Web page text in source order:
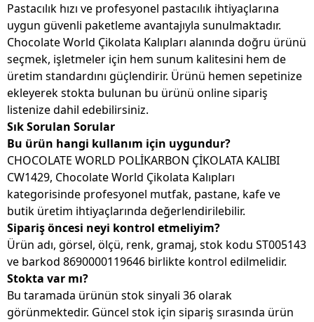
Pastacılık hızı ve profesyonel pastacılık ihtiyaçlarına
uygun güvenli paketleme avantajıyla sunulmaktadır.
Chocolate World Çikolata Kalıpları alanında doğru ürünü
seçmek, işletmeler için hem sunum kalitesini hem de
üretim standardını güçlendirir. Ürünü hemen sepetinize
ekleyerek stokta bulunan bu ürünü online sipariş
listenize dahil edebilirsiniz.
Sık Sorulan Sorular
Bu ürün hangi kullanım için uygundur?
CHOCOLATE WORLD POLİKARBON ÇİKOLATA KALIBI
CW1429, Chocolate World Çikolata Kalıpları
kategorisinde profesyonel mutfak, pastane, kafe ve
butik üretim ihtiyaçlarında değerlendirilebilir.
Sipariş öncesi neyi kontrol etmeliyim?
Ürün adı, görsel, ölçü, renk, gramaj, stok kodu ST005143
ve barkod 8690000119646 birlikte kontrol edilmelidir.
Stokta var mı?
Bu taramada ürünün stok sinyali 36 olarak
görünmektedir. Güncel stok için sipariş sırasında ürün